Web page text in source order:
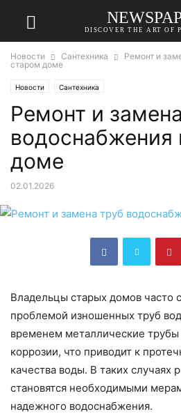
DISCOVER THE ART OF
Новости Сантехника
Ремонт и
старом доме
Новости Сантехника
Ремонт и
водоснабжения
доме
02.01.2026
Владельцы старых домов часто
проблемой изношенных труб
временем металлические трубы
коррозии, что приводит к
качества воды. В таких случаях
становятся необходимыми
надежного водоснабжения.